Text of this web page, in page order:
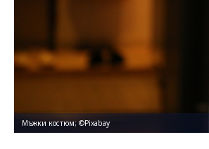
Мъжки костюм; ©Pixabay